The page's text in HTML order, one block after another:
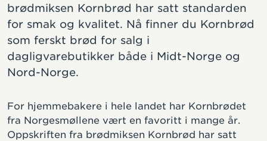
brødmiksen Kornbrød har satt standarden
for smak og kvalitet. Nå finner du Kornbrød
som ferskt brød for salg i
dagligvarebutikker både i Midt-Norge og
Nord-Norge.
For hjemmebakere i hele landet har Kornbrødet
fra Norgesmøllene vært en favoritt i mange år.
Oppskriften fra brødmiksen Kornbrød har satt